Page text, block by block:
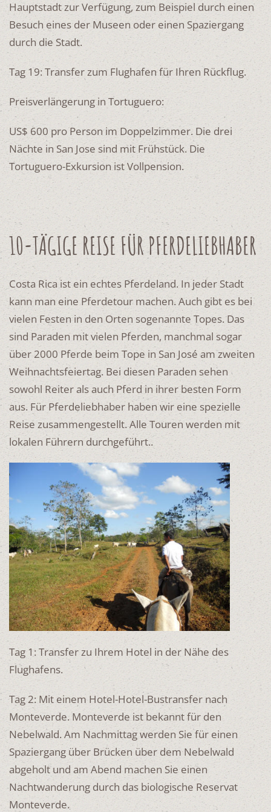
Hauptstadt zur Verfügung, zum Beispiel durch einen
Besuch eines der Museen oder einen Spaziergang
durch die Stadt.
Tag 19: Transfer zum Flughafen für Ihren Rückflug.
Preisverlängerung in Tortuguero:
US$ 600 pro Person im Doppelzimmer. Die drei
Nächte in San Jose sind mit Frühstück. Die
Tortuguero-Exkursion ist Vollpension.
10-TÄGIGE REISE FÜR PFERDELIEBHABER
Costa Rica ist ein echtes Pferdeland. In jeder Stadt
kann man eine Pferdetour machen. Auch gibt es bei
vielen Festen in den Orten sogenannte Topes. Das
sind Paraden mit vielen Pferden, manchmal sogar
über 2000 Pferde beim Tope in San José am zweiten
Weihnachtsfeiertag. Bei diesen Paraden sehen
sowohl Reiter als auch Pferd in ihrer besten Form
aus. Für Pferdeliebhaber haben wir eine spezielle
Reise zusammengestellt. Alle Touren werden mit
lokalen Führern durchgeführt..
Tag 1: Transfer zu Ihrem Hotel in der Nähe des
Flughafens.
Tag 2: Mit einem Hotel-Hotel-Bustransfer nach
Monteverde. Monteverde ist bekannt für den
Nebelwald. Am Nachmittag werden Sie für einen
Spaziergang über Brücken über dem Nebelwald
abgeholt und am Abend machen Sie einen
Nachtwanderung durch das biologische Reservat
Monteverde.